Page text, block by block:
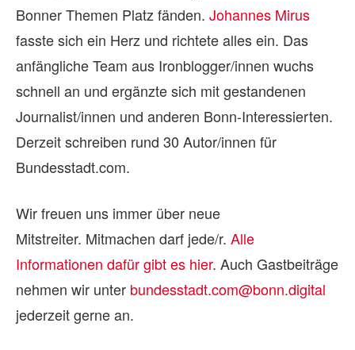
Bonner Themen Platz fänden. Johannes Mirus
fasste sich ein Herz und richtete alles ein. Das
anfängliche Team aus Ironblogger/innen wuchs
schnell an und ergänzte sich mit gestandenen
Journalist/innen und anderen Bonn-Interessierten.
Derzeit schreiben rund 30 Autor/innen für
Bundesstadt.com.
Wir freuen uns immer über neue
Mitstreiter. Mitmachen darf jede/r. Alle
Informationen dafür gibt es hier. Auch Gastbeiträge
nehmen wir unter bundesstadt.com@bonn.digital
jederzeit gerne an.